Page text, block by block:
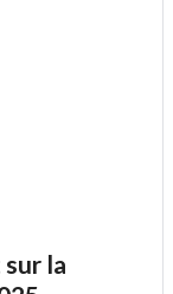
la